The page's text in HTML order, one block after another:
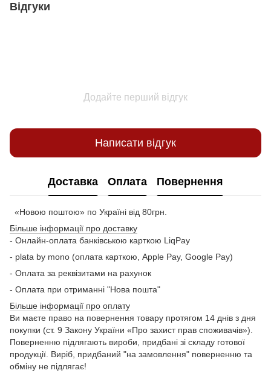
Відгуки
Додайте перший відгук
Написати відгук
Доставка Оплата Повернення
«Новою поштою» по Україні від 80грн.
Більше інформації про доставку
- Онлайн-оплата банківською карткою LiqPay
- plata by mono (оплата карткою, Apple Pay, Google Pay)
- Оплата за реквізитами на рахунок
- Оплата при отриманні "Нова пошта"
Більше інформації про оплату
Ви маєте право на повернення товару протягом 14 днів з дня
покупки (ст. 9 Закону України «Про захист прав споживачів»).
Поверненню підлягають вироби, придбані зі складу готової
продукції. Виріб, придбаний "на замовлення" поверненню та
обміну не підлягає!